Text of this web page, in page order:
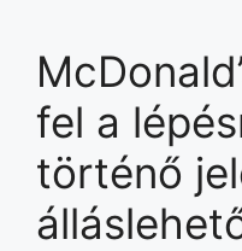
fel a
történő